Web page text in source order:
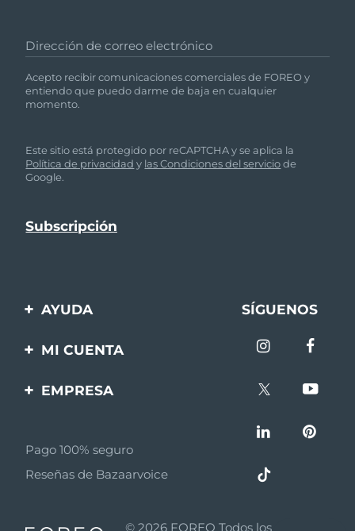
Dirección de correo electrónico
Acepto recibir comunicaciones comerciales de FOREO y
entiendo que puedo darme de baja en cualquier
momento.
Este sitio está protegido por reCAPTCHA y se aplica la
Política de privacidad y las Condiciones del serviciode
Google.
AYUDA
Contáctanos
batería
SÍGUENOS
MI CUENTA
Registro de productos
EMPRESA
Afiliados
Noticias de afiliados
Pago 100% seguro
Reseñas de Bazaarvoice
© 2026 FOREO Todos los derechos